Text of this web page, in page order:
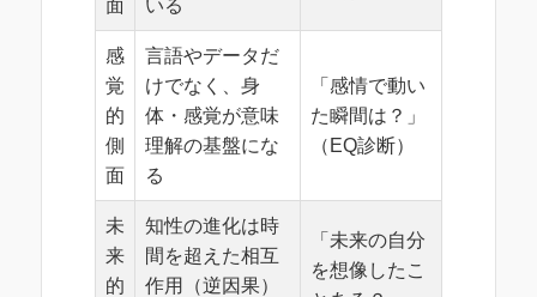
面
いる
感
覚
的
側
面
言語やデータだ
けでなく、身
体・感覚が意味
理解の基盤にな
る
「感情で動い
た瞬間は？」
（EQ診断）
未
来
的
知性の進化は時
間を超えた相互
作用（逆因果）
「未来の自分
を想像したこ